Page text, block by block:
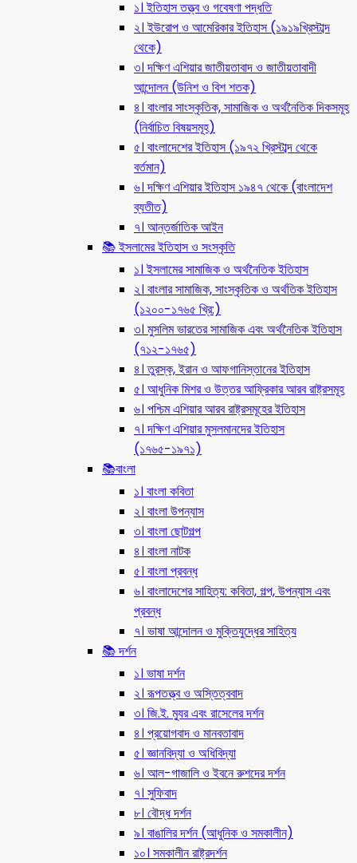
১। ইতিহাস তত্ত্ব ও গবেষণা পদ্ধতি
২। ইউরোপ ও আমেরিকার ইতিহাস (১৯১৯খ্রিস্টাব্দ
থেকে)
৩। দক্ষিণ এশিয়ার জাতীয়তাবাদ ও জাতীয়তাবাদী
আন্দোলন (উনিশ ও বিশ শতক)
৪। বাংলার সাংস্কৃতিক, সামাজিক ও অর্থনৈতিক দিকসমূহ
(নির্বাচিত বিষয়সমূহ)
৫। বাংলাদেশের ইতিহাস (১৯৭২ খ্রিস্টাব্দ থেকে
বর্তমান)
৬। দক্ষিণ এশিয়ার ইতিহাস ১৯৪৭ থেকে (বাংলাদেশ
ব্যতীত)
৭। আন্তর্জাতিক আইন
📚 ইসলামের ইতিহাস ও সংস্কৃতি
১। ইসলামের সামাজিক ও অর্থনৈতিক ইতিহাস
২। বাংলার সামাজিক, সাংস্কৃতিক ও অর্থতিক ইতিহাস
(১২০০-১৭৬৫ খ্রি:)
৩। মুসলিম ভারতের সামাজিক এবং অর্থনৈতিক ইতিহাস
(৭১২-১৭৬৫)
৪। তুরস্ক, ইরান ও আফগানিস্তানের ইতিহাস
৫। আধুনিক মিশর ও উত্তর আফ্রিকার আরব রাষ্ট্রসমূহ
৬। পশ্চিম এশিয়ার আরব রাষ্ট্রসমূহের ইতিহাস
৭। দক্ষিণ এশিয়ার মুসলমানদের ইতিহাস
(১৭৬৫-১৯৭১)
📚বাংলা
১। বাংলা কবিতা
২। বাংলা উপন্যাস
৩। বাংলা ছোটগল্প
৪। বাংলা নাটক
৫। বাংলা প্রবন্ধ
৬। বাংলাদেশের সাহিত্য: কবিতা, গল্প, উপন্যাস এবং
প্রবন্ধ
৭। ভাষা আন্দোলন ও মুক্তিযুদ্ধের সাহিত্য
📚 দর্শন
১। ভাষা দর্শন
২। রূপতত্ত্ব ও অস্তিত্ববাদ
৩। জি.ই. ম্যুর এবং রাসেলের দর্শন
৪। প্রয়োগবাদ ও মানবতাবাদ
৫। জ্ঞানবিদ্যা ও অধিবিদ্যা
৬। আল-গাজালি ও ইবনে রুশদের দর্শন
৭। সুফিবাদ
৮। বৌদ্ধ দর্শন
৯। বাঙালির দর্শন (আধুনিক ও সমকালীন)
১০। সমকালীন রাষ্ট্রদর্শন